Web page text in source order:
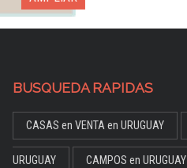
BUSQUEDA RAPIDAS
CASAS en VENTA en URUGUAY
URUGUAY CAMPOS en URUGUAY